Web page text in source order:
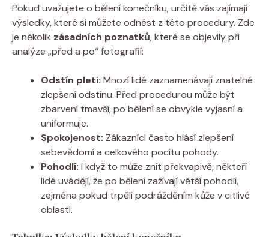
Pokud uvažujete o bělení konečníku, určitě vás zajímají
výsledky, které si můžete odnést z této procedury. Zde
je několik zásadních poznatků, které se objevily při
analýze „před a po“ fotografií:
Odstín pleti: Mnozí lidé zaznamenávají znatelné
zlepšení odstínu. Před procedurou může být
zbarvení tmavší, po bělení se obvykle vyjasní a
uniformuje.
Spokojenost: Zákazníci často hlásí zlepšení
sebevědomí a celkového pocitu pohody.
Pohodlí: I když to může znít překvapivě, někteří
lidé uvádějí, že po bělení zažívají větší pohodlí,
zejména pokud trpěli podrážděním kůže v citlivé
oblasti.